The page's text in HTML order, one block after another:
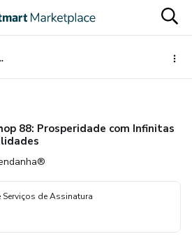
Possibilidades
88: Prosperidade com Infinitas
Serviços de Assinatura